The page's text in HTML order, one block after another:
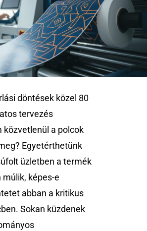
döntések közel 80
tervezés
közvetlenül a polcok
Egyetérthetünk
üzletben a termék
képes-e
abban a kritikus
Sokan küzdenek